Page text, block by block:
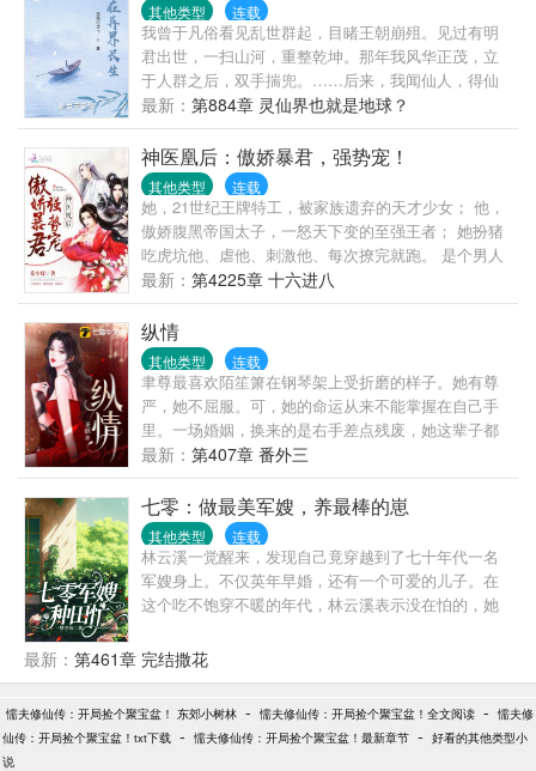
其他类型 连载
我曾于凡俗看见乱世群起，目睹王朝崩殂。见过有明
君出世，一扫山河，重整乾坤。那年我风华正茂，立
于人群之后，双手揣兜。……后来，我闻仙人，得仙
法，踏仙路。修仙路上，我步履蹒跚。曾听闻，一位
位天才，惊才艳艳！领一时风骚！而我，恰凡俗当
年，不过人群之中一路人甲尔。大道无情。岁月悠
悠，红颜易老；时光如梭，世事沧桑。再后来，我终
究是一步一步一步一步……修成了仙。求道路上。有
人说，长生如幻梦，不过一场空！有人说，我辈修
士，当砥砺前行！有人说，一万年太久，他只争朝
夕！啊对对对。——苟道仙君顾长生《仙君回忆录》
节选！…………【苟道，长生，凡人流，杀伐果断。
时间跨度可能会很长，也许多女主】
最新： 第884章 灵仙界也就是地球？
神医凰后：傲娇暴君，强势宠！
其他类型 连载
她，21世纪王牌特工，被家族遗弃的天才少女； 他，
傲娇腹黑帝国太子，一怒天下变的至强王者； 她扮猪
吃虎坑他、虐他、刺激他、每次撩完就跑。 是个男人
就忍不了！ 他只能猎捕她，宠溺她，诱惑她为他倾
心，谁知最先动心的人却变成了他。 君临天下的少
年，凤舞江山的少女，一场棋逢对手、势均力敌的爱
情追逐战，一群热血少年成长的奇幻故事。
最新： 第4225章 十六进八
纵情
其他类型 连载
聿尊最喜欢陌笙箫在钢琴架上受折磨的样子。她有尊
严，她不屈服。可，她的命运从来不能掌握在自己手
里。一场婚姻，换来的是右手差点残废，她这辈子都
不能再碰钢琴。离开聿尊之后，她苟且偷生，另一个
男人，却肯接受她全部的不堪，并且愿意当她的另外
一只手。却不料,聿尊会再次以一副残忍的姿态出现，
粉碎她虚构的美好。他破坏她的婚礼……
最新： 第407章 番外三
七零：做最美军嫂，养最棒的崽
其他类型 连载
林云溪一觉醒来，发现自己竟穿越到了七十年代一名
军嫂身上。不仅英年早婚，还有一个可爱的儿子。在
这个吃不饱穿不暖的年代，林云溪表示没在怕的，她
腿，开工厂，办企业，创建属于自己的商业帝国。听
说京都的四合院一千块一套，林云溪大手一挥，有多
囤着。老公英俊帅气，儿子聪明伶俐，林云溪活成了
所有女人都羡慕的样子。PS：本文架空，爽就完了。
最新： 第461章 完结撒花
懦夫修仙传：开局捡个聚宝盆！ 东郊小树林 - 懦夫修仙传：开局捡个聚宝盆！全文阅读 - 懦夫修
仙传：开局捡个聚宝盆！txt下载 - 懦夫修仙传：开局捡个聚宝盆！最新章节 - 好看的其他类型小
说